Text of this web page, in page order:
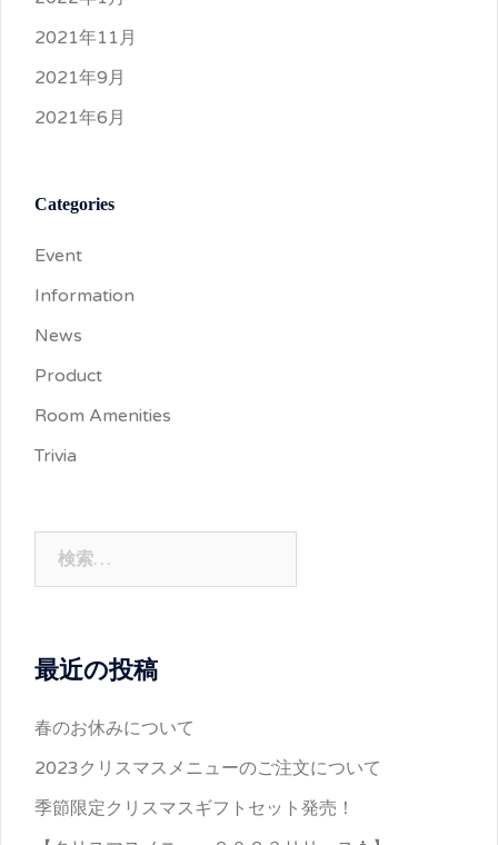
2021年11月
2021年9月
2021年6月
Categories
Event
Information
News
Product
Room Amenities
Trivia
最近の投稿
春のお休みについて
2023クリスマスメニューのご注文について
季節限定クリスマスギフトセット発売！